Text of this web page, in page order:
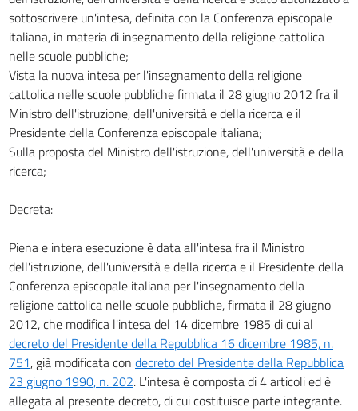
sottoscrivere un'intesa, definita con la Conferenza episcopale
italiana, in materia di insegnamento della religione cattolica
nelle scuole pubbliche;
Vista la nuova intesa per l'insegnamento della religione
cattolica nelle scuole pubbliche firmata il 28 giugno 2012 fra il
Ministro dell'istruzione, dell'università e della ricerca e il
Presidente della Conferenza episcopale italiana;
Sulla proposta del Ministro dell'istruzione, dell'università e della
ricerca;
Decreta:
Piena e intera esecuzione è data all'intesa fra il Ministro
dell'istruzione, dell'università e della ricerca e il Presidente della
Conferenza episcopale italiana per l'insegnamento della
religione cattolica nelle scuole pubbliche, firmata il 28 giugno
2012, che modifica l'intesa del 14 dicembre 1985 di cui al
decreto del Presidente della Repubblica 16 dicembre 1985, n.
751, già modificata con decreto del Presidente della Repubblica
23 giugno 1990, n. 202. L'intesa è composta di 4 articoli ed è
allegata al presente decreto, di cui costituisce parte integrante.